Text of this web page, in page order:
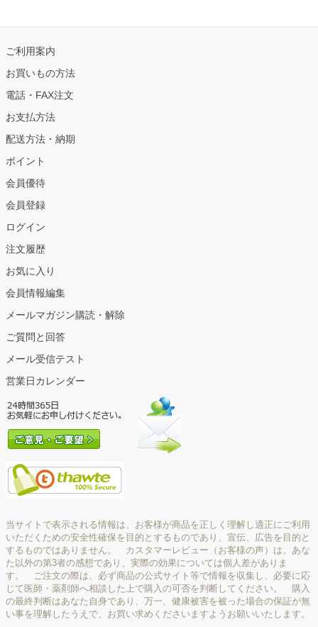
ご利用案内
お買いもの方法
電話・FAX注文
お支払方法
配送方法・納期
ポイント
会員優待
会員登録
ログイン
注文履歴
お気に入り
会員情報編集
メールマガジン購読・解除
ご質問と回答
メール受信テスト
営業日カレンダー
当サイトで表示される情報は、お客様が商品を正しく理解し適正にご利用
いただくための安全性確保を目的とするものであり、宣伝、広告を目的と
するものではありません。 カスタマーレビュー（お客様の声）は、あな
た以外の第3者の感想であり、実際の効果については個人差がありま
す。 ご注文の際は、必ず商品の公式サイト等で情報を収集し、必要に応
じて医師・薬剤師へ相談した上で購入の可否を判断してください。 購入
の最終判断はあなた自身であり、万一、健康被害を被った場合の保証が無
い事を理解したうえで、お買い求めくださいますようお願いいたします。